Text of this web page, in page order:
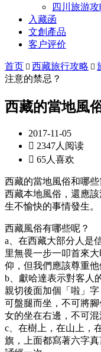
四川旅游攻
入藏函
文創產品
客户评价
首页  西藏旅行攻略 
注意的禁忌？
西藏的當地風
2017-11-05
 2347人阅读
 65人喜欢
西藏的當地風俗和哪
西藏本地風俗，還應
生不愉快的事情發生。
西藏風俗有哪些呢？
a、在西藏大部分人是
里無畏一步一叩首來
仰，但我們應該尊重他
b、獻哈達表示對客人
親切後面加個「啦」
可盤腿而坐，不可將
女的坐在右邊，不可混
c、在樹上，在山上，
旗，上面都寫著六字